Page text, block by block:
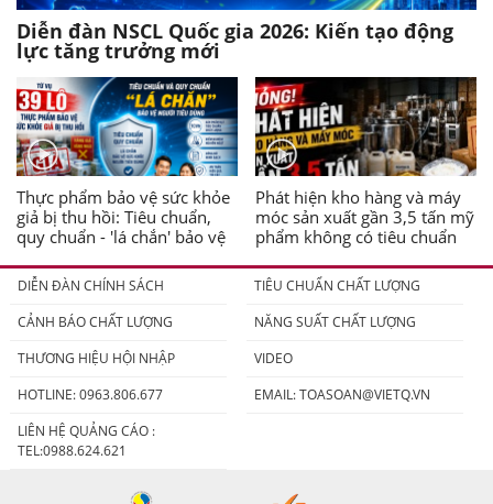
Diễn đàn NSCL Quốc gia 2026: Kiến tạo động
lực tăng trưởng mới
Thực phẩm bảo vệ sức khỏe
giả bị thu hồi: Tiêu chuẩn,
quy chuẩn - 'lá chắn' bảo vệ
Phát hiện kho hàng và máy
móc sản xuất gần 3,5 tấn mỹ
phẩm không có tiêu chuẩn
DIỄN ĐÀN CHÍNH SÁCH
TIÊU CHUẨN CHẤT LƯỢNG
CẢNH BÁO CHẤT LƯỢNG
NĂNG SUẤT CHẤT LƯỢNG
THƯƠNG HIỆU HỘI NHẬP
VIDEO
HOTLINE: 0963.806.677
EMAIL:TOASOAN@VIETQ.VN
LIÊN HỆ QUẢNG CÁO :
TEL:0988.624.621